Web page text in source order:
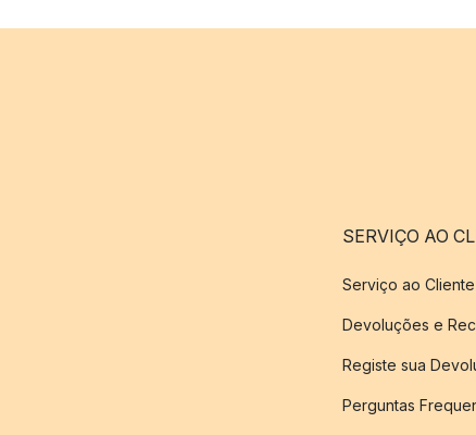
SERVIÇO AO
Serviço ao Cliente
Devoluções e
Registe sua
Perguntas